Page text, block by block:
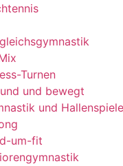
Turnen
und bewegt
und Hallenspiele
um-fit